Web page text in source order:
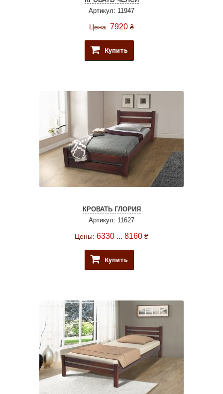
Артикул: 11947
Цена: 7920 ₴
Купить
КРОВАТЬ ГЛОРИЯ
Артикул: 11627
Цены: 6330 ... 8160 ₴
Купить